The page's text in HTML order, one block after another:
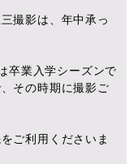
撮影は、年中承っ
卒業入学シーズンで
その時期に撮影ご
ご利用くださいま